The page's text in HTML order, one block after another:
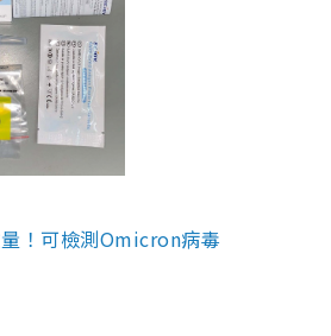
！可檢測Omicron病毒